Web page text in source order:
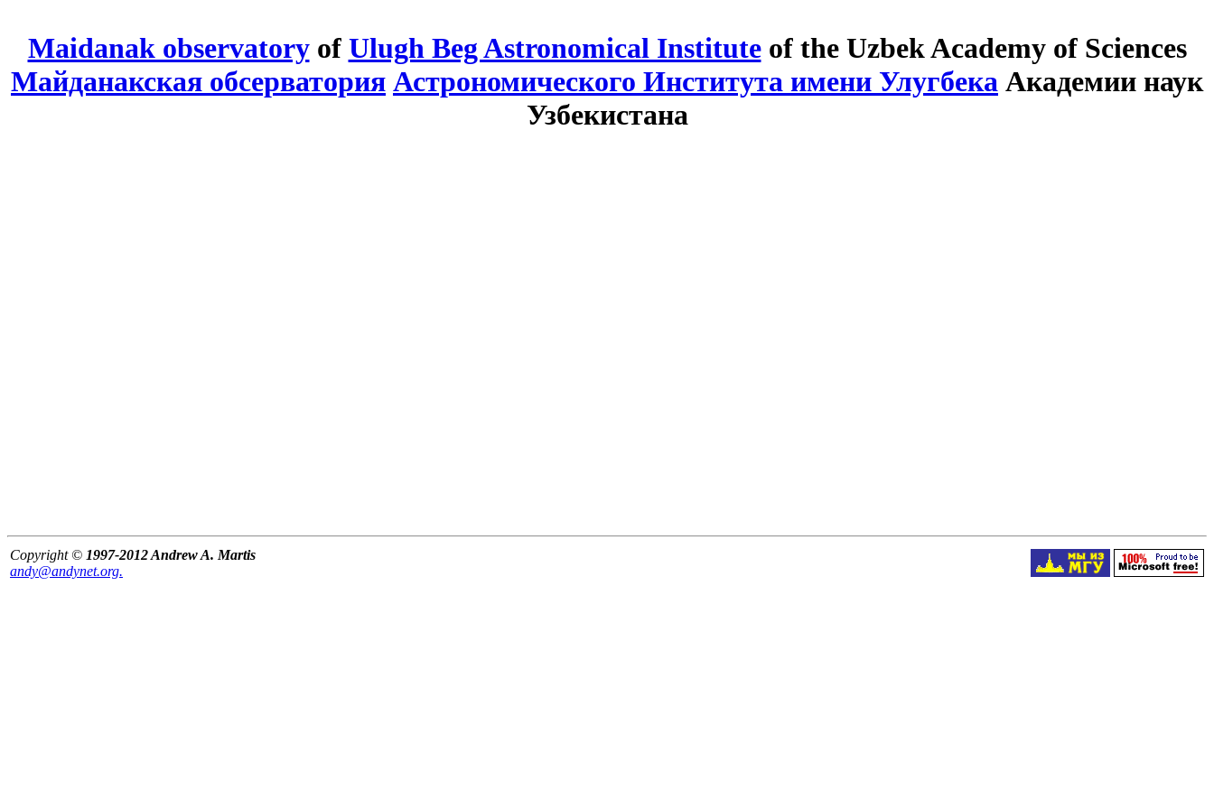
Maidanak observatoryof Ulugh Beg Astronomical Instituteof the Uzbek Academy of Sciences
Майданакская обсерватория Астрономического Института имени Улугбека Академии наук
Узбекистана
Copyright © 1997-2012 Andrew A. Martis
andy@andynet.org.